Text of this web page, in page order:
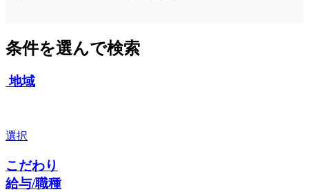
条件を選んで検索
地域
選択
こだわり
給与/職種